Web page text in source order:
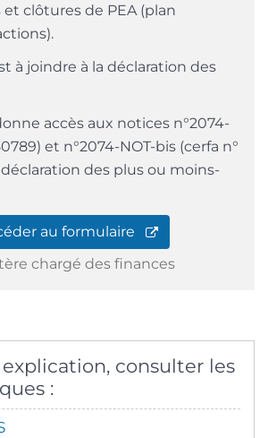
clôtures de PEA (plan
à joindre à la déclaration des
accès aux notices n°2074-
et n°2074-NOT-bis (cerfa n°
des plus ou moins-
au formulaire
chargé des finances
consulter les
: